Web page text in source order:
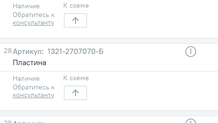
Наличие
Обратитесь к
консультанту
К схеме
28
1321-2707070-Б
Пластина
Наличие
Обратитесь к
консультанту
К схеме